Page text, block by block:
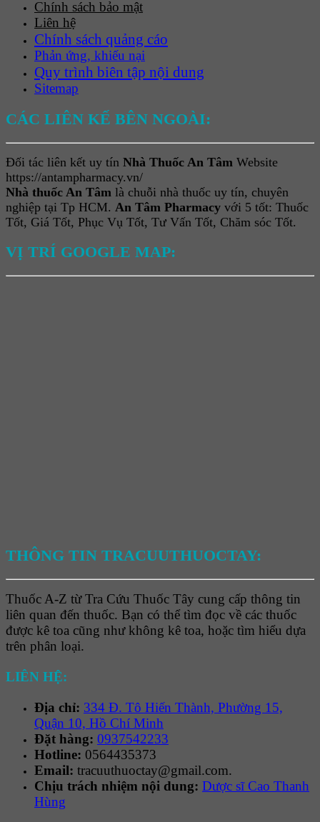
Chính sách bảo mật
Liên hệ
Chính sách quảng cáo
Phản ứng, khiếu nại
Quy trình biên tập nội dung
Sitemap
CÁC LIÊN KẾ BÊN NGOÀI:
Đối tác liên kết uy tín Nhà Thuốc An Tâm Website
https://antampharmacy.vn/
Nhà thuốc An Tâm là chuỗi nhà thuốc uy tín, chuyên
nghiệp tại Tp HCM. An Tâm Pharmacy với 5 tốt: Thuốc
Tốt, Giá Tốt, Phục Vụ Tốt, Tư Vấn Tốt, Chăm sóc Tốt.
VỊ TRÍ GOOGLE MAP:
THÔNG TIN TRACUUTHUOCTAY:
Thuốc A-Z từ Tra Cứu Thuốc Tây cung cấp thông tin
liên quan đến thuốc. Bạn có thể tìm đọc về các thuốc
được kê toa cũng như không kê toa, hoặc tìm hiểu dựa
trên phân loại.
LIÊN HỆ:
Địa chỉ: 334 Đ. Tô Hiến Thành, Phường 15,
Quận 10, Hồ Chí Minh
Đặt hàng: 0937542233
Hotline: 0564435373
Email: tracuuthuoctay@gmail.com.
Chịu trách nhiệm nội dung: Dược sĩ Cao Thanh
Hùng